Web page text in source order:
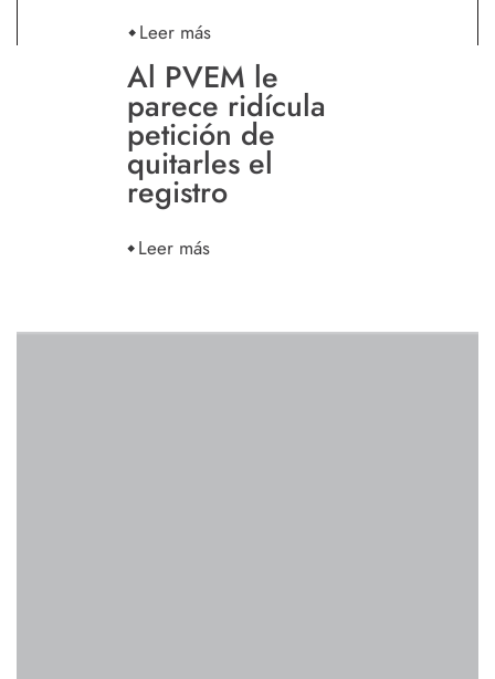
Leer más
Al PVEM le
parece ridícula
petición de
quitarles el
registro
Leer más